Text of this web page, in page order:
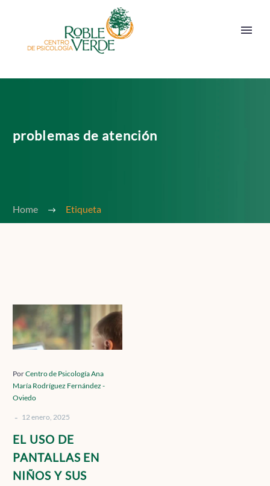
Localízanos
problemas de atención
Home Etiqueta
EL
USO
DE
EN
NIÑOS
SUS
REPERCUSIONES
PorCentro de Psicología Ana
María Rodríguez Fernández -
Oviedo
- 12 enero, 2025
EL USO DE
PANTALLAS EN
NIÑOS Y SUS